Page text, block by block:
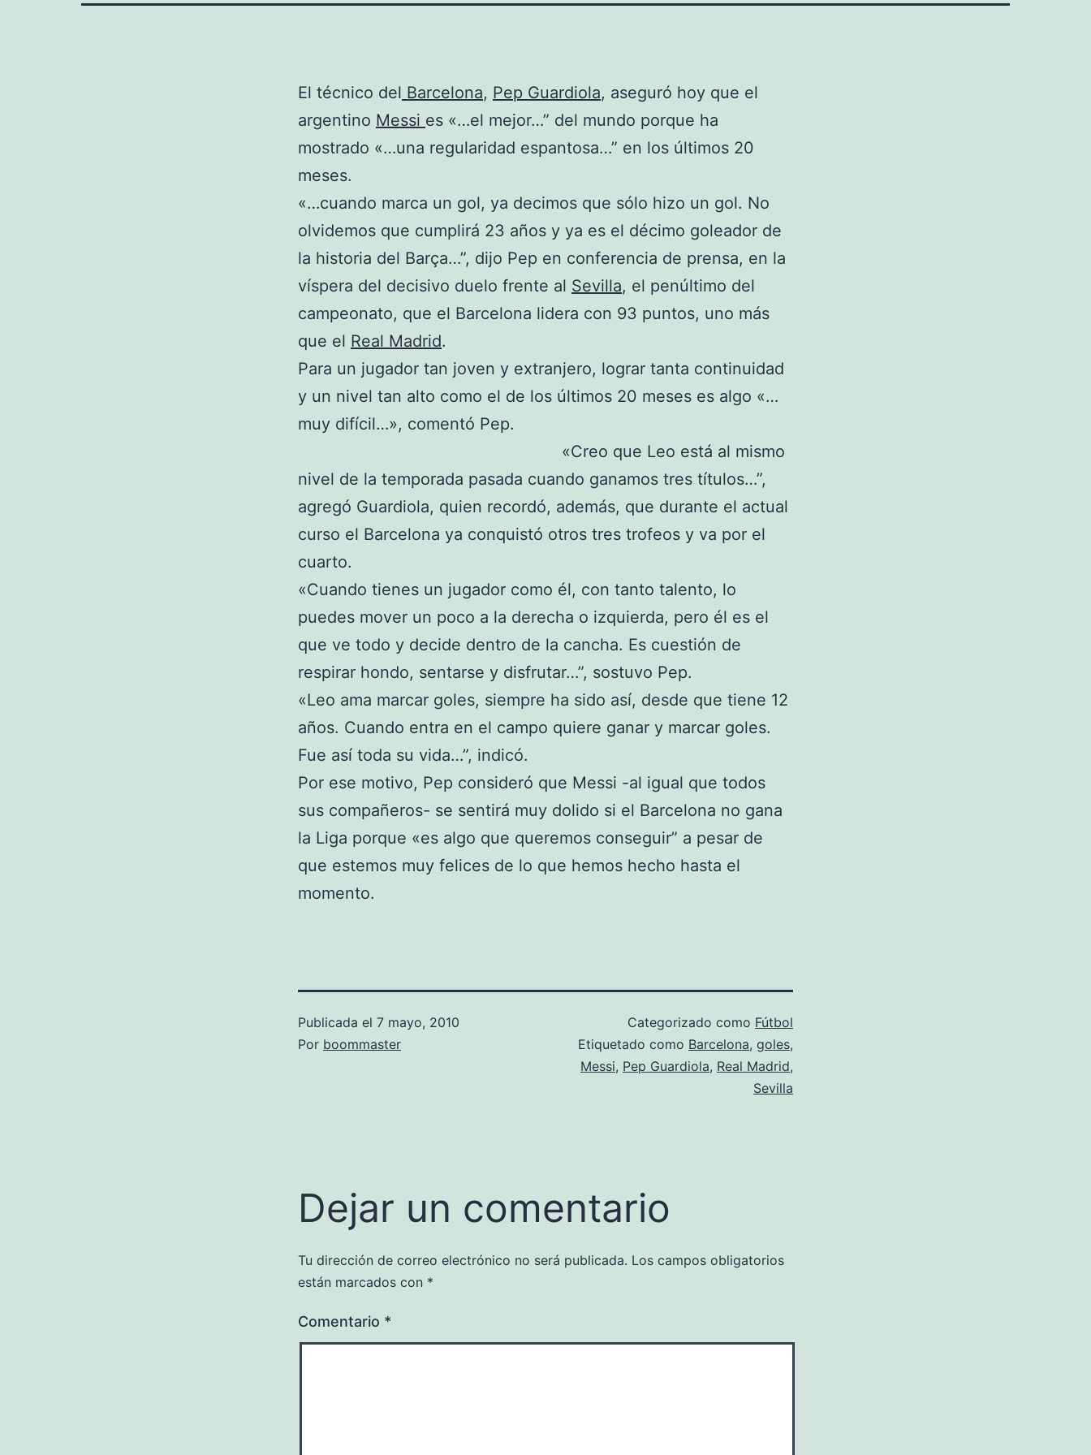
El técnico del Barcelona, Pep Guardiola, aseguró hoy que el
argentino Messi es «…el mejor…” del mundo porque ha
mostrado «…una regularidad espantosa…” en los últimos 20
meses.
«…cuando marca un gol, ya decimos que sólo hizo un gol. No
olvidemos que cumplirá 23 años y ya es el décimo goleador de
la historia del Barça…”, dijo Pep en conferencia de prensa, en la
víspera del decisivo duelo frente al Sevilla, el penúltimo del
campeonato, que el Barcelona lidera con 93 puntos, uno más
que el Real Madrid.
Para un jugador tan joven y extranjero, lograr tanta continuidad
y un nivel tan alto como el de los últimos 20 meses es algo «…
muy difícil…», comentó Pep.
«Creo que Leo está al mismo
nivel de la temporada pasada cuando ganamos tres títulos…”,
agregó Guardiola, quien recordó, además, que durante el actual
curso el Barcelona ya conquistó otros tres trofeos y va por el
cuarto.
«Cuando tienes un jugador como él, con tanto talento, lo
puedes mover un poco a la derecha o izquierda, pero él es el
que ve todo y decide dentro de la cancha. Es cuestión de
respirar hondo, sentarse y disfrutar…”, sostuvo Pep.
«Leo ama marcar goles, siempre ha sido así, desde que tiene 12
años. Cuando entra en el campo quiere ganar y marcar goles.
Fue así toda su vida…”, indicó.
Por ese motivo, Pep consideró que Messi -al igual que todos
sus compañeros- se sentirá muy dolido si el Barcelona no gana
la Liga porque «es algo que queremos conseguir” a pesar de
que estemos muy felices de lo que hemos hecho hasta el
momento.
Publicada el 7 mayo, 2010
Por boommaster
Categorizado como Fútbol
Etiquetado como Barcelona, goles,
Messi, Pep Guardiola, Real Madrid,
Sevilla
Dejar un comentario
Tu dirección de correo electrónico no será publicada. Los campos obligatorios
están marcados con *
Comentario *